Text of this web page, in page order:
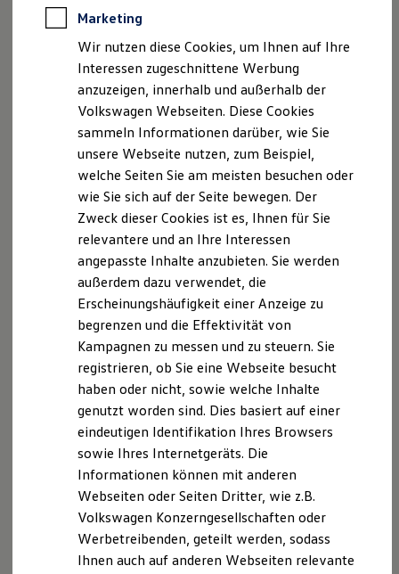
Software, Konnektivität & Apps
California App
VW Connect für Ihren ID. Buzz
VW Connect für Ihren Transporter/Caravelle
VW Connect für Ihren Amarok
VW Connect für andere Modelle
Connect Pro
Fleet Interface Data
Multistop Pathfinder
Übersicht Software Updates
Hilfreiches für Besitzer
Fahrerassistenz- und Sicherheitssysteme
Kontrollleuchten
Kurzfahrprofile und Ölverdünnung
XTL-Dieselkraftstoff
Ersatzteile und Betriebsflüssigkeiten
Original Zubehör und Lifestyle Produkte
myVolkswagen
myVolkswagen Business
Elektrisch & Autonom
Elektro - & Hybridfahrzeuge
Unser Ansatz
Klimafreundlicher Strom
Reichweite & Ladelösungen
Reichweitensimulator
Ladezeitensimulator
Ladelösungen für Privatkunden
Ladelösungen für Gewerbekunden
Wallbox und Ladekabel
Förderung & Kosten der Elektrofahrzeuge
Fördermöglichkeiten für Privatkunden
Fördermöglichkeiten für Gewerbekunden
Marketing
Wir nutzen diese Cookies, um Ihnen auf Ihre
Interessen zugeschnittene Werbung
anzuzeigen, innerhalb und außerhalb der
Volkswagen Webseiten. Diese Cookies
sammeln Informationen darüber, wie Sie
unsere Webseite nutzen, zum Beispiel,
welche Seiten Sie am meisten besuchen oder
wie Sie sich auf der Seite bewegen. Der
Zweck dieser Cookies ist es, Ihnen für Sie
relevantere und an Ihre Interessen
angepasste Inhalte anzubieten. Sie werden
außerdem dazu verwendet, die
Erscheinungshäufigkeit einer Anzeige zu
begrenzen und die Effektivität von
Kampagnen zu messen und zu steuern. Sie
registrieren, ob Sie eine Webseite besucht
haben oder nicht, sowie welche Inhalte
genutzt worden sind. Dies basiert auf einer
eindeutigen Identifikation Ihres Browsers
sowie Ihres Internetgeräts. Die
Informationen können mit anderen
Webseiten oder Seiten Dritter, wie z.B.
Volkswagen Konzerngesellschaften oder
Werbetreibenden, geteilt werden, sodass
Ihnen auch auf anderen Webseiten relevante